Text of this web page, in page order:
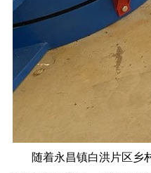
随着永昌镇白洪片区乡